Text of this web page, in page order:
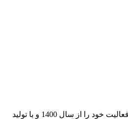
شرکت شاهین پلیمر فرزان فعالیت خود را از سال 1400 و با تولید